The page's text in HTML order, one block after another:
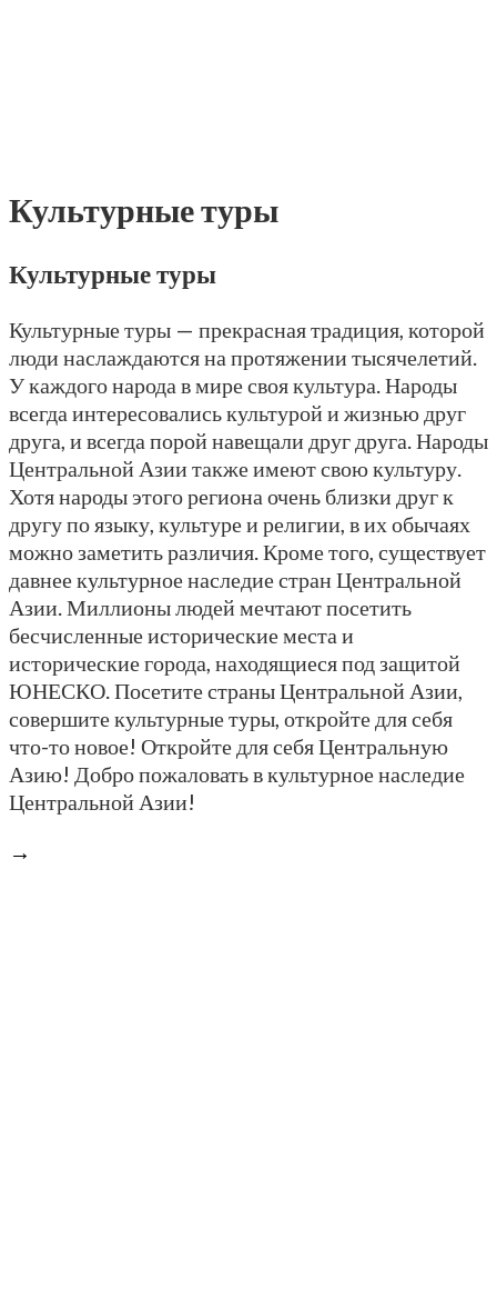
Культурные туры
Культурные туры
Культурные туры — прекрасная традиция, которой
люди наслаждаются на протяжении тысячелетий.
У каждого народа в мире своя культура. Народы
всегда интересовались культурой и жизнью друг
друга, и всегда порой навещали друг друга. Народы
Центральной Азии также имеют свою культуру.
Хотя народы этого региона очень близки друг к
другу по языку, культуре и религии, в их обычаях
можно заметить различия. Кроме того, существует
давнее культурное наследие стран Центральной
Азии. Миллионы людей мечтают посетить
бесчисленные исторические места и
исторические города, находящиеся под защитой
ЮНЕСКО. Посетите страны Центральной Азии,
совершите культурные туры, откройте для себя
что-то новое! Откройте для себя Центральную
Азию! Добро пожаловать в культурное наследие
Центральной Азии!
→